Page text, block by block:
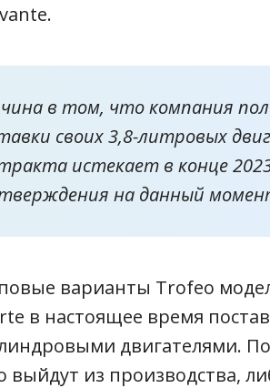
в том, что компания
своих 3,8-литровых
истекает в конце
на данный
варианты Trofeo
в настоящее время
двигателями.
выйдут из производства,